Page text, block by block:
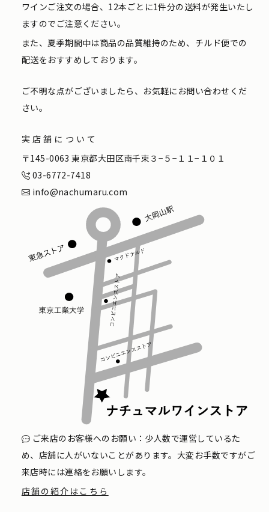
ワインご注文の場合、12本ごとに1件分の送料が発生いたし
ますのでご注意ください。
また、夏季期間中は商品の品質維持のため、チルド便での
配送をおすすめしております。
ご不明な点がございましたら、お気軽にお問い合わせくだ
さい。
実店舗について
〒145-0063 東京都大田区南千束３−５−１１−１０１
03-6772-7418
info@nachumaru.com
ご来店のお客様へのお願い：少人数で運営しているた
め、店舗に人がいないことがあります。大変お手数ですがご
来店時には連絡をお願いします。
店舗の紹介はこちら